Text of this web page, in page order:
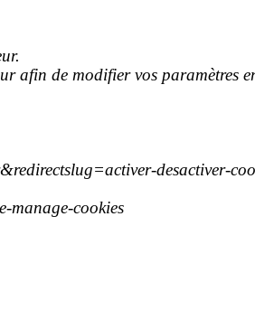
afin de modifier vos paramètres
desactiver-
manage-cookies